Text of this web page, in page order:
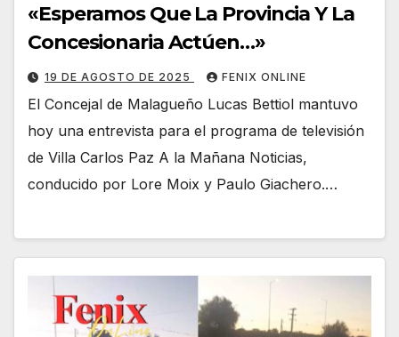
«Esperamos Que La Provincia Y La
Concesionaria Actúen…»
19 DE AGOSTO DE 2025 FENIX ONLINE
El Concejal de Malagueño Lucas Bettiol mantuvo
hoy una entrevista para el programa de televisión
de Villa Carlos Paz A la Mañana Noticias,
conducido por Lore Moix y Paulo Giachero.…